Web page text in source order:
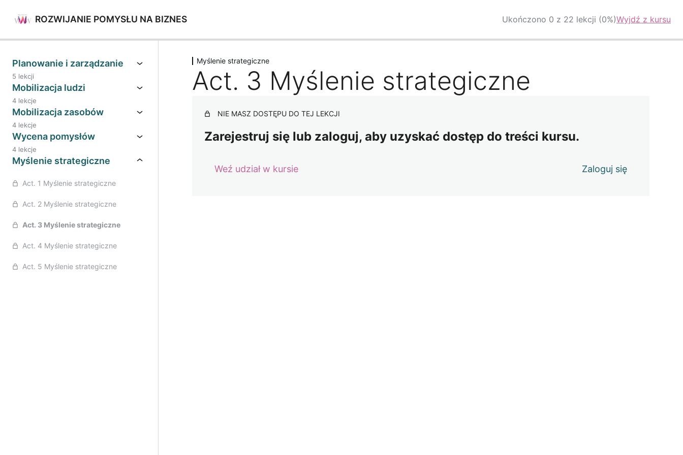
ROZWIJANIE POMYSŁU NA BIZNES Ukończono 0 z 22 lekcji (0%)Wyjdź z kursu
Planowanie i zarządzanie
5 lekcji
Mobilizacja ludzi
4 lekcje
Mobilizacja zasobów
4 lekcje
Wycena pomysłów
4 lekcje
Myślenie strategiczne
Act. 1 Myślenie strategiczne
Act. 2 Myślenie strategiczne
Act. 3 Myślenie strategiczne
Act. 4 Myślenie strategiczne
Act. 5 Myślenie strategiczne
Myślenie strategiczne
Act. 3 Myślenie strategiczne
NIE MASZ DOSTĘPU DO TEJ LEKCJI
Zarejestruj się lub zaloguj, aby uzyskać dostęp do treści kursu.
Weź udział w kursie Zaloguj się